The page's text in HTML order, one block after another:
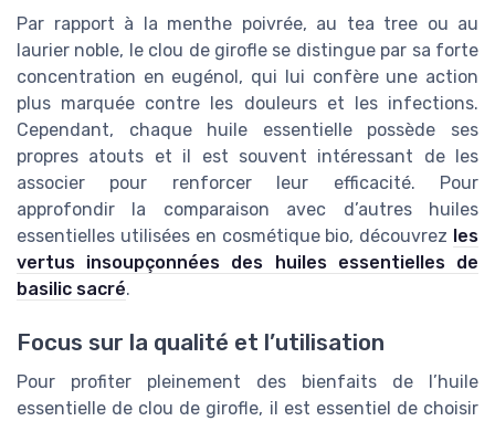
Par rapport à la menthe poivrée, au tea tree ou au
laurier noble, le clou de girofle se distingue par sa forte
concentration en eugénol, qui lui confère une action
plus marquée contre les douleurs et les infections.
Cependant, chaque huile essentielle possède ses
propres atouts et il est souvent intéressant de les
associer pour renforcer leur efficacité. Pour
approfondir la comparaison avec d’autres huiles
essentielles utilisées en cosmétique bio, découvrez les
vertus insoupçonnées des huiles essentielles de
basilic sacré.
Focus sur la qualité et l’utilisation
Pour profiter pleinement des bienfaits de l’huile
essentielle de clou de girofle, il est essentiel de choisir